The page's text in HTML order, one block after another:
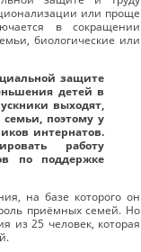
или проще
в сокращении
биологические или
защите
детей в
выходят,
поэтому у
интернатов.
работу
по поддержке
на базе которого он
приёмных семей. Но
из 25 человек, которая